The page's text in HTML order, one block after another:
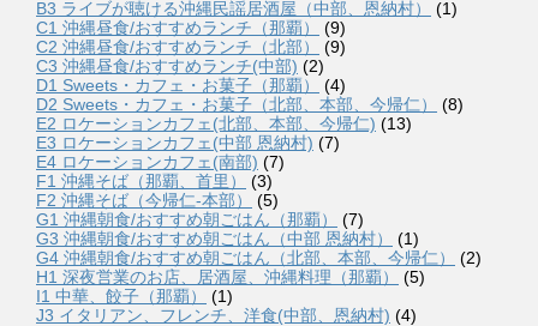
B3 ライブが聴ける沖縄民謡居酒屋（中部、恩納村）
(1)
C1 沖縄昼食/おすすめランチ（那覇）
(9)
C2 沖縄昼食/おすすめランチ（北部）
(9)
C3 沖縄昼食/おすすめランチ(中部) (2)
D1 Sweets・カフェ・お菓子（那覇）
(4)
D2 Sweets・カフェ・お菓子（北部、本部、今帰仁）
(8)
E2 ロケーションカフェ(北部、本部、今帰仁) (13)
E3 ロケーションカフェ(中部 恩納村) (7)
E4 ロケーションカフェ(南部) (7)
F1 沖縄そば（那覇、首里）
(3)
F2 沖縄そば（今帰仁-本部）
(5)
G1 沖縄朝食/おすすめ朝ごはん（那覇）
(7)
G3 沖縄朝食/おすすめ朝ごはん（中部 恩納村）
(1)
G4 沖縄朝食/おすすめ朝ごはん（北部、本部、今帰仁）
(2)
H1 深夜営業のお店、居酒屋、沖縄料理（那覇）
(5)
I1 中華、餃子（那覇）
(1)
J3 イタリアン、フレンチ、洋食(中部、恩納村) (4)